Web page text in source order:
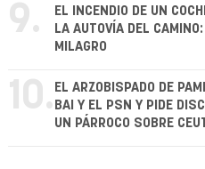
9.
EL INCENDIO DE UN
LA AUTOVÍA DEL
MILAGRO
10. EL ARZOBISPADO DE
BAI Y EL PSN Y PIDE
UN PÁRROCO SOBRE